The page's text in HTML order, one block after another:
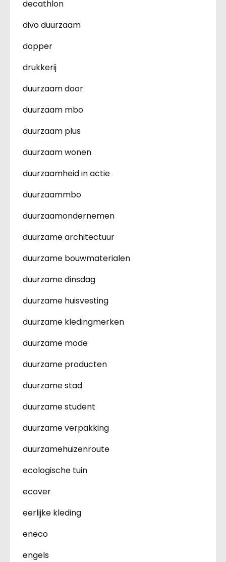
decathlon
divo duurzaam
dopper
drukkerij
duurzaam door
duurzaam mbo
duurzaam plus
duurzaam wonen
duurzaamheid in actie
duurzaammbo
duurzaamondernemen
duurzame architectuur
duurzame bouwmaterialen
duurzame dinsdag
duurzame huisvesting
duurzame kledingmerken
duurzame mode
duurzame producten
duurzame stad
duurzame student
duurzame verpakking
duurzamehuizenroute
ecologische tuin
ecover
eerlijke kleding
eneco
engels